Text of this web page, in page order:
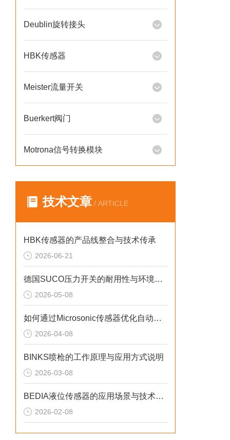
Deublin旋转接头
HBK传感器
Meister流量开关
Buerkert阀门
Motrona信号转换模块
技术文章 / ARTICLE
HBK传感器的产品线整合与技术传承
2026-06-21
德国SUCO压力开关的耐用性与环境适应性分析
2026-05-08
如何通过Microsonic传感器优化自动化流程？
2026-04-08
BINKS喷枪的工作原理与应用方式说明
2026-03-08
BEDIA液位传感器的应用场景与技术优势概述
2026-02-08